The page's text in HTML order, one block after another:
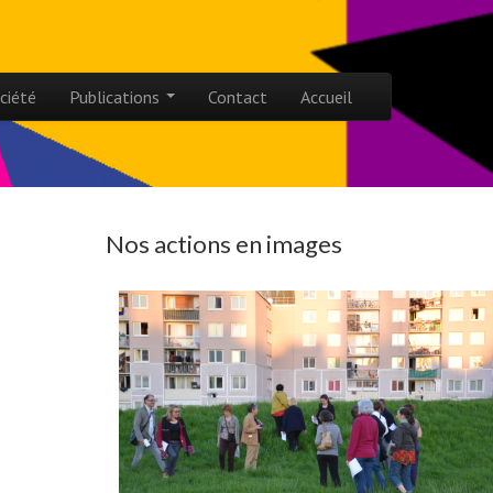
Publications Contact Accueil
Nos actions en images